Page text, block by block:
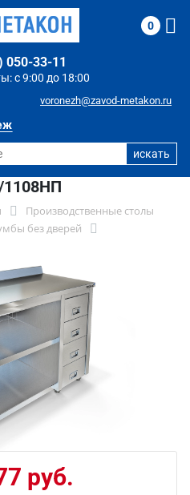
с 9:00 до 18:00
050-33-11
voronezh@zavod-metakon.ru
0
1108НП
Производственные столы
без дверей
руб.